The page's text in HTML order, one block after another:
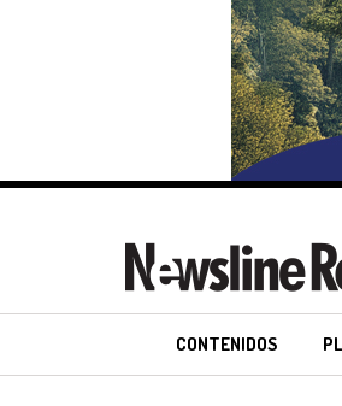
CONTENIDOS